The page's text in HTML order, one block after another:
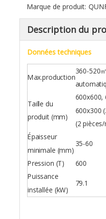
Marque de produit:
Description du
Données techniques
Max.production
360-520
Taille du
produit (mm)
600x600,
600x300
(2
Épaisseur
minimale (mm)
35-60
Pression (T) 600
Puissance
installée (kW)
79.1